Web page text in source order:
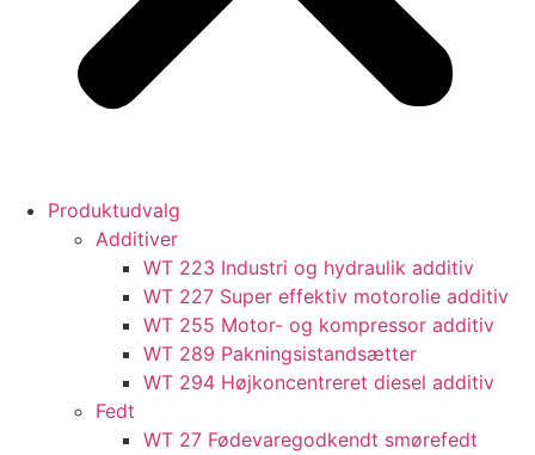
Produktudvalg
Additiver
WT 223 Industri og hydraulik additiv
WT 227 Super effektiv motorolie additiv
WT 255 Motor- og kompressor additiv
WT 289 Pakningsistandsætter
WT 294 Højkoncentreret diesel additiv
Fedt
WT 27 Fødevaregodkendt smørefedt